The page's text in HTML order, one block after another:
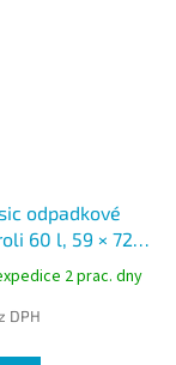
odpadkové
60 l, 59 × 72
13 µ, 20 ks2 prac. dny
DPH